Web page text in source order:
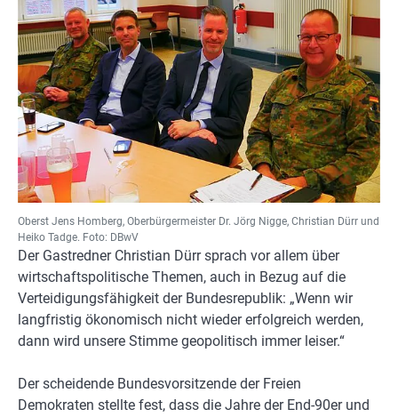
Oberst Jens Homberg, Oberbürgermeister Dr. Jörg Nigge, Christian Dürr und
Heiko Tadge. Foto: DBwV
Der Gastredner Christian Dürr sprach vor allem über
wirtschaftspolitische Themen, auch in Bezug auf die
Verteidigungsfähigkeit der Bundesrepublik: „Wenn wir
langfristig ökonomisch nicht wieder erfolgreich werden,
dann wird unsere Stimme geopolitisch immer leiser.“
Der scheidende Bundesvorsitzende der Freien
Demokraten stellte fest, dass die Jahre der End-90er und